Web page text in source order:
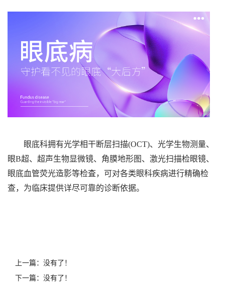
眼底科拥有光学相干断层扫描(OCT)、光学生物测量、
眼B超、超声生物显微镜、角膜地形图、激光扫描检眼镜、
眼底血管荧光造影等检査，可对各类眼科疾病进行精确检
查，为临床提供详尽可靠的诊断依据。
上一篇：没有了！
下一篇：没有了！